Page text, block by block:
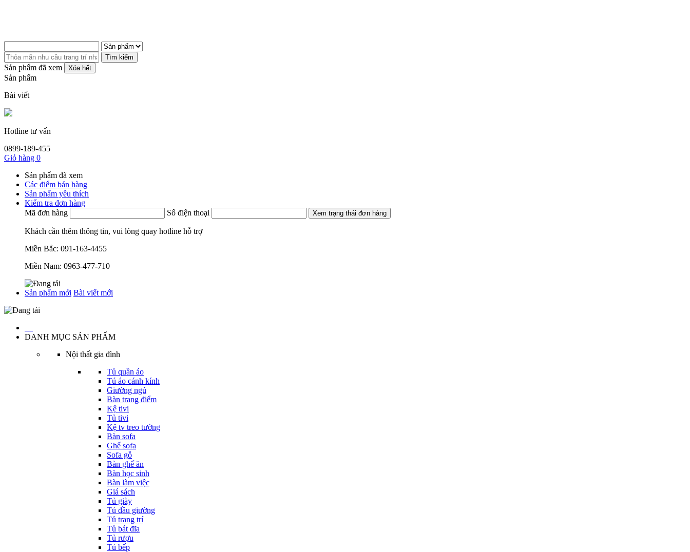
Tìm kiếm
Sản phẩm đã xem Xóa hết
Sản phẩm
Bài viết
Hotline tư vấn
0899-189-455
Giỏ hàng 0
Sản phẩm đã xem
Các điểm bán hàng
Sản phẩm yêu thích
Kiểm tra đơn hàng
Mã đơn hàng
Số điện thoại Xem trạng thái đơn hàng
Khách cần thêm thông tin, vui lòng quay hotline hỗ trợ
Miền Bắc: 091-163-4455
Miền Nam: 0963-477-710
Sản phẩm mới Bài viết mới
DANH MỤC SẢN PHẨM
Nội thất gia đình
Tủ quần áo
Tú áo cánh kính
Giường ngủ
Bàn trang điểm
Kệ tivi
Tủ tivi
Kệ tv treo tường
Bàn sofa
Ghế sofa
Sofa gỗ
Bàn ghế ăn
Bàn học sinh
Bàn làm việc
Giá sách
Tủ giày
Tủ đầu giường
Tủ trang trí
Tủ bát đĩa
Tủ rượu
Tủ bếp